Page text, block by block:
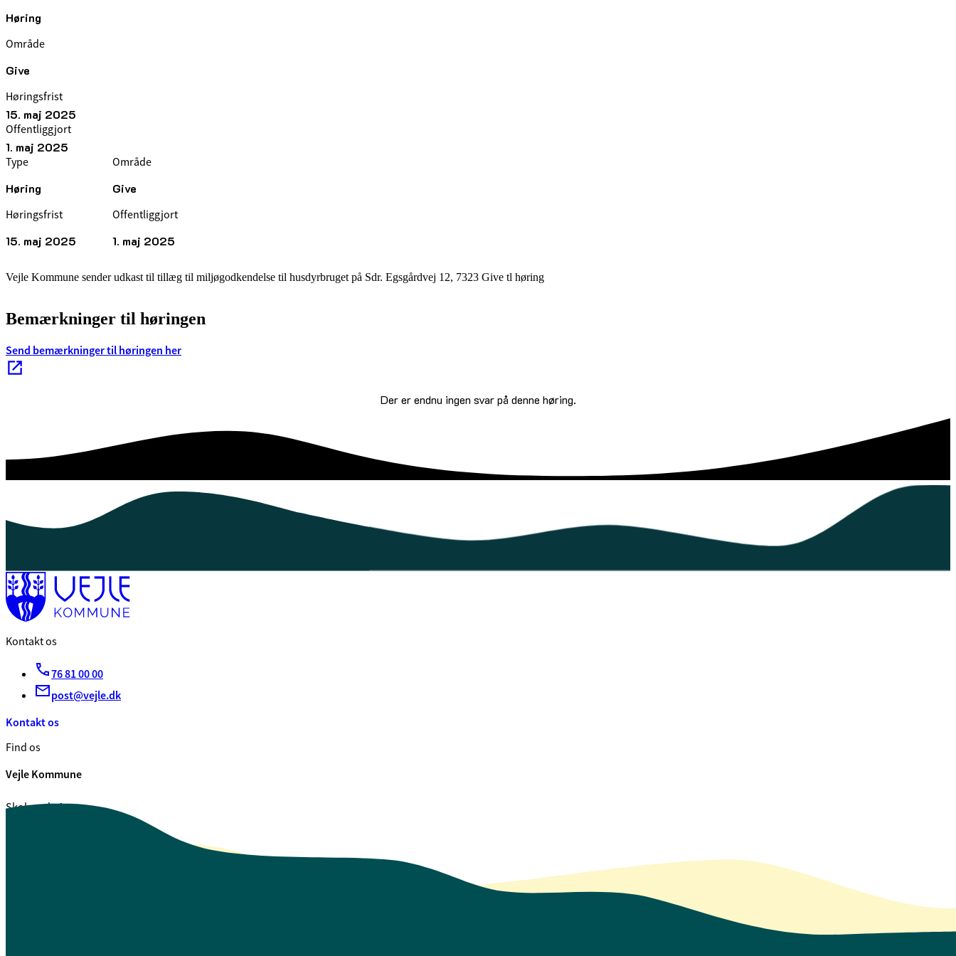
Høring
Område
Give
Høringsfrist
15. maj 2025
Offentliggjort
1. maj 2025
Type
Høring
Område
Give
Høringsfrist
15. maj 2025
Offentliggjort
1. maj 2025
Vejle Kommune sender udkast til tillæg til miljøgodkendelse til husdyrbruget på Sdr. Egsgårdvej 12, 7323 Give tl høring
Bemærkninger til høringen
Send bemærkninger til høringen her
Der er endnu ingen svar på denne høring.
Kontakt os
76 81 00 00
post@vejle.dk
Kontakt os
Find os
Vejle Kommune
Skolegade 1